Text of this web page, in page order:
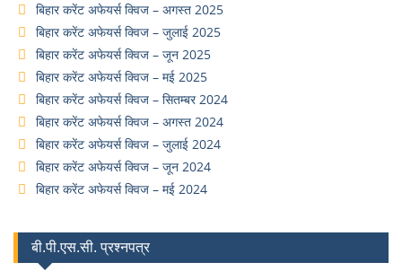
बिहार करेंट अफेयर्स क्विज – अगस्त 2025
बिहार करेंट अफेयर्स क्विज – जुलाई 2025
बिहार करेंट अफेयर्स क्विज – जून 2025
बिहार करेंट अफेयर्स क्विज – मई 2025
बिहार करेंट अफेयर्स क्विज – सितम्बर 2024
बिहार करेंट अफेयर्स क्विज – अगस्त 2024
बिहार करेंट अफेयर्स क्विज – जुलाई 2024
बिहार करेंट अफेयर्स क्विज – जून 2024
बिहार करेंट अफेयर्स क्विज – मई 2024
बी.पी.एस.सी. प्रश्नपत्र